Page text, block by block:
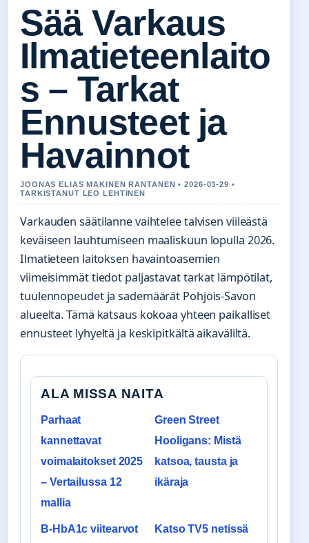
Sää Varkaus
Ilmatieteenlaito
s – Tarkat
Ennusteet ja
Havainnot
JOONAS ELIAS MAKINEN RANTANEN • 2026-03-29 •
TARKISTANUT LEO LEHTINEN
Varkauden säätilanne vaihtelee talvisen viileästä
keväiseen lauhtumiseen maaliskuun lopulla 2026.
Ilmatieteen laitoksen havaintoasemien
viimeisimmät tiedot paljastavat tarkat lämpötilat,
tuulennopeudet ja sademäärät Pohjois-Savon
alueelta. Tämä katsaus kokoaa yhteen paikalliset
ennusteet lyhyeltä ja keskipitkältä aikaväliltä.
ALA MISSA NAITA
Parhaat
kannettavat
voimalaitokset 2025
– Vertailussa 12
mallia
Green Street
Hooligans: Mistä
katsoa, tausta ja
ikäraja
B-HbA1c viitearvot
Katso TV5 netissä